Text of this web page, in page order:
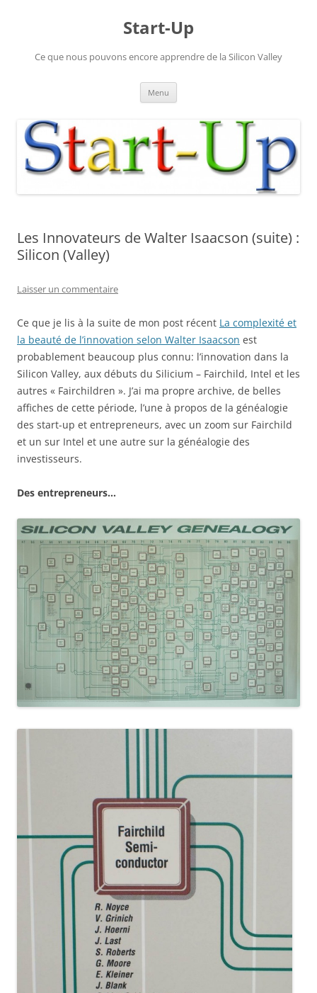
Start-Up
Ce que nous pouvons encore apprendre de la Silicon Valley
Menu
Les Innovateurs de Walter Isaacson (suite) :
Silicon (Valley)
Laisser un commentaire
Ce que je lis à la suite de mon post récent La complexité et
la beauté de l’innovation selon Walter Isaacson est
probablement beaucoup plus connu: l’innovation dans la
Silicon Valley, aux débuts du Silicium – Fairchild, Intel et les
autres « Fairchildren ». J’ai ma propre archive, de belles
affiches de cette période, l’une à propos de la généalogie
des start-up et entrepreneurs, avec un zoom sur Fairchild
et un sur Intel et une autre sur la généalogie des
investisseurs.
Des entrepreneurs…